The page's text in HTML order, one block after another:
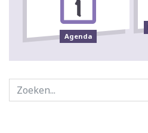
Agenda